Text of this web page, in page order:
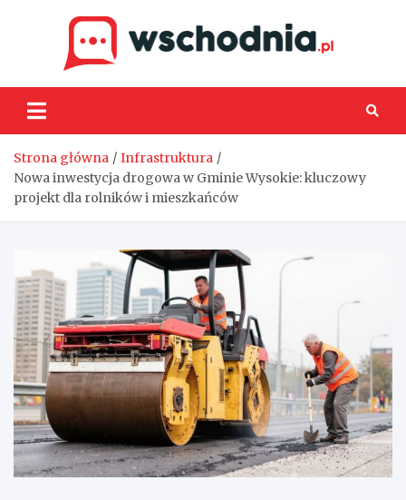
Strona główna
Infrastruktura
Nowa inwestycja drogowa w Gminie Wysokie: kluczowy
projekt dla rolników i mieszkańców